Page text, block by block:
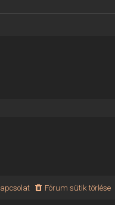
Fórum sütik törlése